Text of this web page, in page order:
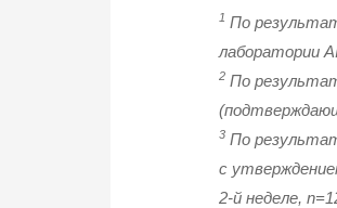
1 По
лаборатории
2 По
3 По
с
2-й неделе,